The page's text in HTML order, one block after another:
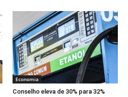
Economia
Conselho eleva de 30% para 32%